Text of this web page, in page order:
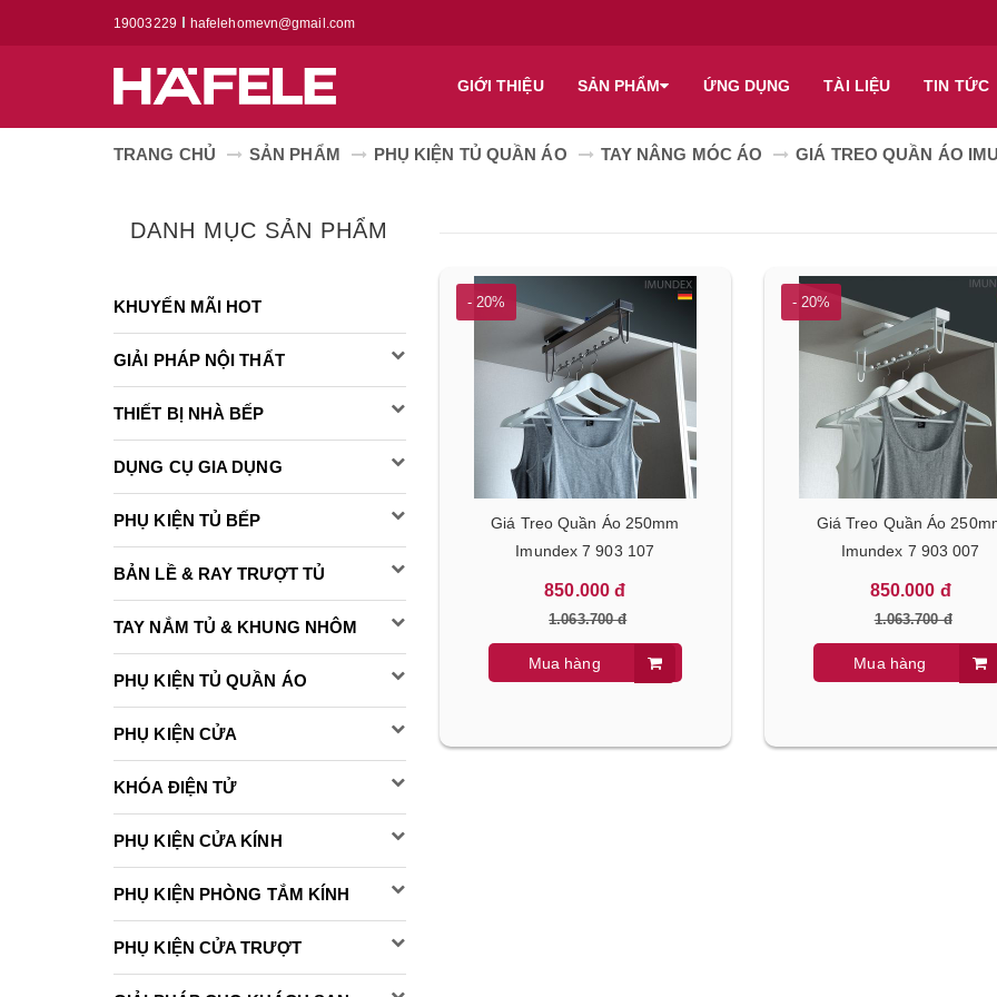
19003229 hafelehomevn@gmail.com
GIỚI THIỆU SẢN PHẨM ỨNG DỤNG TÀI LIỆU TIN TỨC
TRANG CHỦ SẢN PHẨM PHỤ KIỆN TỦ QUẦN ÁO TAY NÂNG MÓC ÁO GIÁ TREO QUẦN ÁO
DANH MỤC SẢN PHẨM
KHUYẾN MÃI HOT
GIẢI PHÁP NỘI THẤT
THIẾT BỊ NHÀ BẾP
DỤNG CỤ GIA DỤNG
PHỤ KIỆN TỦ BẾP
BẢN LỀ & RAY TRƯỢT TỦ
TAY NẮM TỦ & KHUNG NHÔM
PHỤ KIỆN TỦ QUẦN ÁO
PHỤ KIỆN CỬA
KHÓA ĐIỆN TỬ
PHỤ KIỆN CỬA KÍNH
PHỤ KIỆN PHÒNG TẮM KÍNH
PHỤ KIỆN CỬA TRƯỢT
- 20%
Giá Treo Quần Áo 250mm
Imundex 7 903 107
850.000 đ
1.063.700 đ
Mua hàng
- 20%
Giá Treo Quần Áo
Imundex 7 903 007
850.000 đ
1.063.700 đ
Mua hàng